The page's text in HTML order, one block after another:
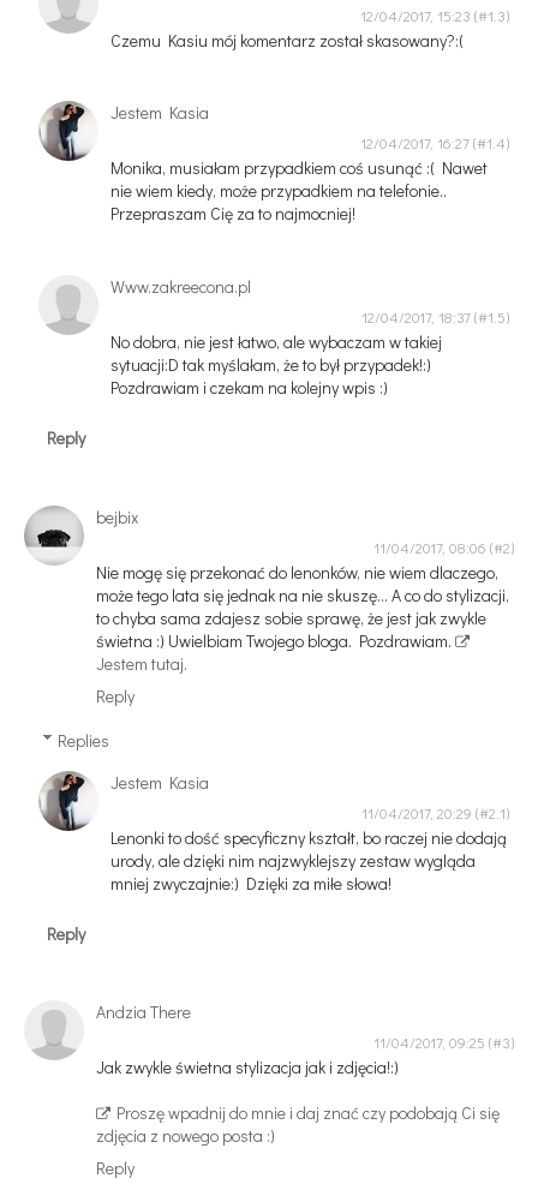
12/04/2017, 15:23
Czemu Kasiu mój komentarz został skasowany?:(
Jestem Kasia
12/04/2017, 16:27
Monika, musiałam przypadkiem coś usunąć :( Nawet
nie wiem kiedy, może przypadkiem na telefonie..
Przepraszam Cię za to najmocniej!
Www.zakreecona.pl
12/04/2017, 18:37
No dobra, nie jest łatwo, ale wybaczam w takiej
sytuacji:D tak myślałam, że to był przypadek!:)
Pozdrawiam i czekam na kolejny wpis :)
Reply
bejbix
11/04/2017, 08:06
Nie mogę się przekonać do lenonków, nie wiem dlaczego,
może tego lata się jednak na nie skuszę... A co do stylizacji,
to chyba sama zdajesz sobie sprawę, że jest jak zwykle
świetna :) Uwielbiam Twojego bloga. Pozdrawiam.
Jestem tutaj.
Reply
Replies
Jestem Kasia
11/04/2017, 20:29
Lenonki to dość specyficzny kształt, bo raczej nie dodają
urody, ale dzięki nim najzwyklejszy zestaw wygląda
mniej zwyczajnie:) Dzięki za miłe słowa!
Reply
Andzia There
11/04/2017, 09:25
Jak zwykle świetna stylizacja jak i zdjęcia!:)
Proszę wpadnij do mnie i daj znać czy podobają Ci się
zdjęcia z nowego posta :)
Reply